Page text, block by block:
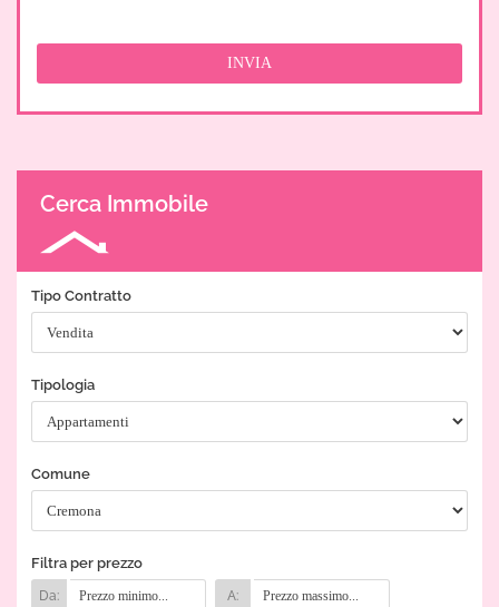
Cerca Immobile
Tipo Contratto
Tipologia
Comune
Filtra per prezzo
Da: A: